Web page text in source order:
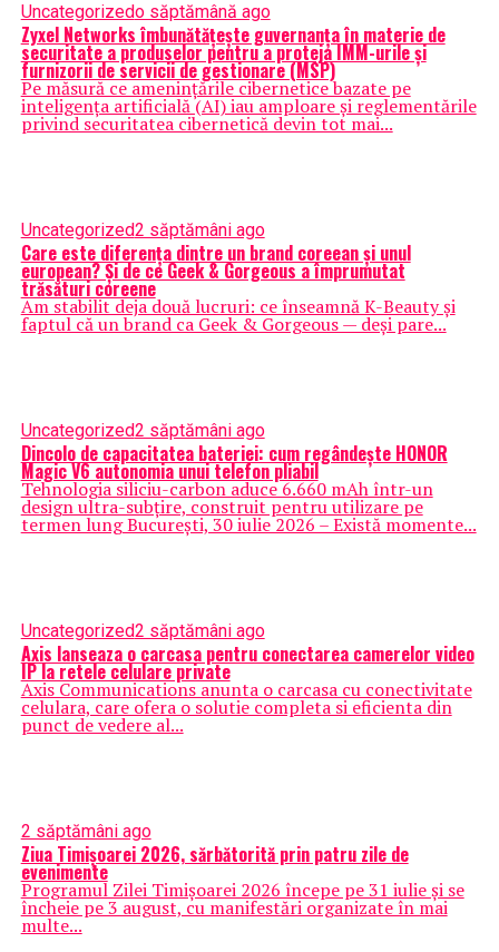
Uncategorizedo săptămână ago
Zyxel Networks îmbunătățește guvernanța în materie de
securitate a produselor pentru a proteja IMM-urile și
furnizorii de servicii de gestionare (MSP)
Pe măsură ce amenințările cibernetice bazate pe
inteligența artificială (AI) iau amploare și reglementările
privind securitatea cibernetică devin tot mai...
Uncategorized2 săptămâni ago
Care este diferența dintre un brand coreean și unul
european? Și de ce Geek & Gorgeous a împrumutat
trăsături coreene
Am stabilit deja două lucruri: ce înseamnă K-Beauty și
faptul că un brand ca Geek & Gorgeous — deși pare...
Uncategorized2 săptămâni ago
Dincolo de capacitatea bateriei: cum regândește HONOR
Magic V6 autonomia unui telefon pliabil
Tehnologia siliciu-carbon aduce 6.660 mAh într-un
design ultra-subțire, construit pentru utilizare pe
termen lung București, 30 iulie 2026 – Există momente...
Uncategorized2 săptămâni ago
Axis lanseaza o carcasa pentru conectarea camerelor video
IP la retele celulare private
Axis Communications anunta o carcasa cu conectivitate
celulara, care ofera o solutie completa si eficienta din
punct de vedere al...
2 săptămâni ago
Ziua Timișoarei 2026, sărbătorită prin patru zile de
evenimente
Programul Zilei Timișoarei 2026 începe pe 31 iulie și se
încheie pe 3 august, cu manifestări organizate în mai
multe...